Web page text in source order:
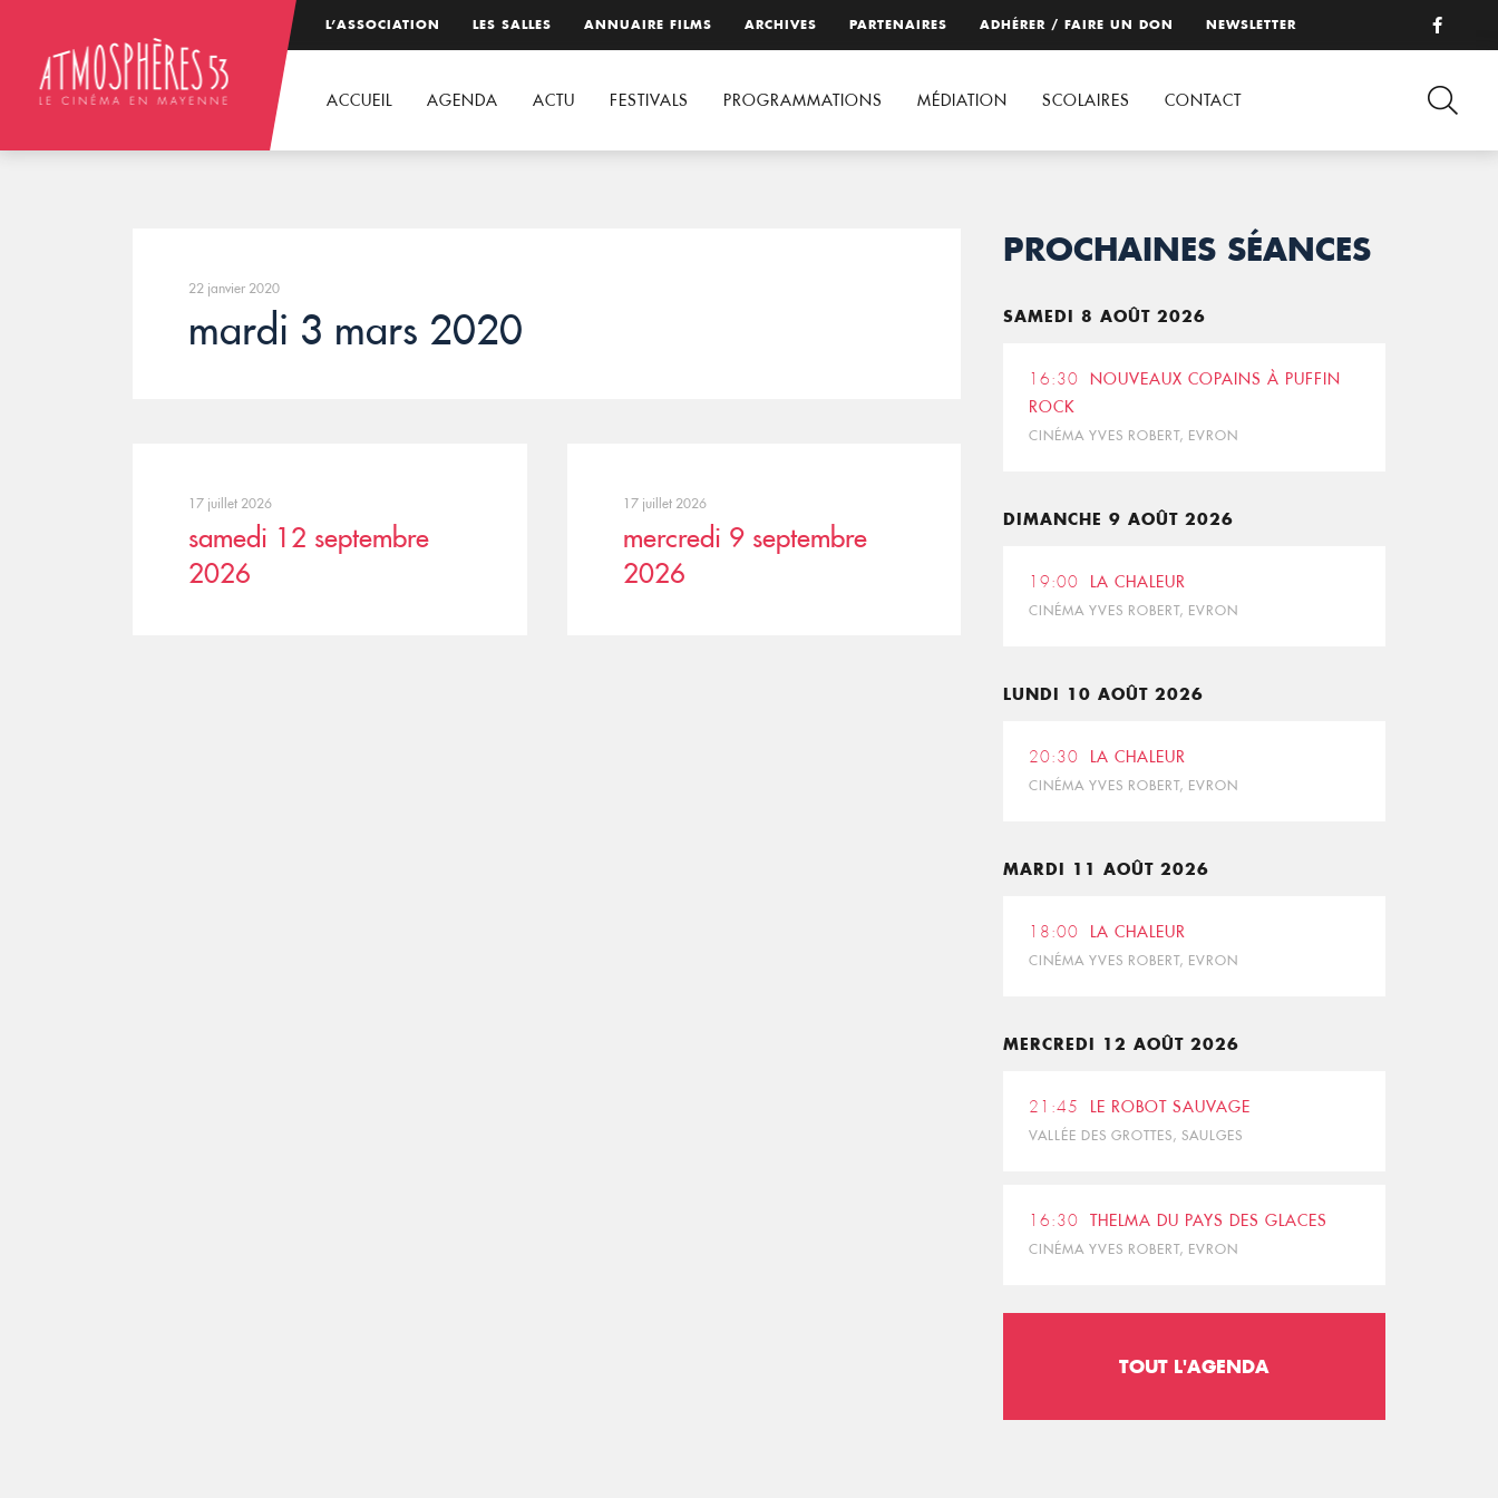
L’ASSOCIATION LES SALLES ANNUAIRE FILMS ARCHIVES PARTENAIRES ADHÉRER / FAIRE UN DON NEWSLETTER
ACCUEIL AGENDA ACTU FESTIVALS PROGRAMMATIONS MÉDIATION SCOLAIRES CONTACT
22 janvier 2020
mardi 3 mars 2020
17 juillet 2026
samedi 12 septembre
2026
17 juillet 2026
mercredi 9 septembre
2026
PROCHAINES SÉANCES
SAMEDI 8 AOÛT 2026
16:30
NOUVEAUX COPAINS À PUFFIN
ROCK
CINÉMA YVES ROBERT, EVRON
DIMANCHE 9 AOÛT 2026
19:00 LA CHALEUR
CINÉMA YVES ROBERT, EVRON
LUNDI 10 AOÛT 2026
20:30 LA CHALEUR
CINÉMA YVES ROBERT, EVRON
MARDI 11 AOÛT 2026
18:00 LA CHALEUR
CINÉMA YVES ROBERT, EVRON
MERCREDI 12 AOÛT 2026
21:45 LE ROBOT SAUVAGE
VALLÉE DES GROTTES, SAULGES
16:30 THELMA DU PAYS DES GLACES
CINÉMA YVES ROBERT, EVRON
TOUT L'AGENDA